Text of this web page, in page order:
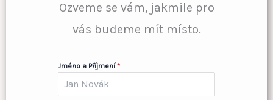
Ozveme se vám, jakmile pro
vás budeme mít místo.
Jméno a Příjmení*